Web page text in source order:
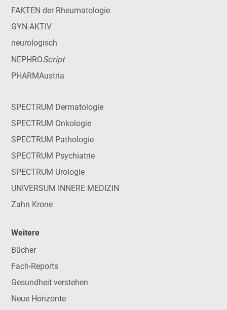
FAKTEN der Rheumatologie
GYN-AKTIV
neurologisch
NEPHROScript
PHARMAustria
SPECTRUM Dermatologie
SPECTRUM Onkologie
SPECTRUM Pathologie
SPECTRUM Psychiatrie
SPECTRUM Urologie
UNIVERSUM INNERE MEDIZIN
Zahn Krone
Weitere
Bücher
Fach-Reports
Gesundheit verstehen
Neue Horizonte